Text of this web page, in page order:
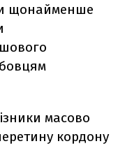
щонайменше
масово
кордону